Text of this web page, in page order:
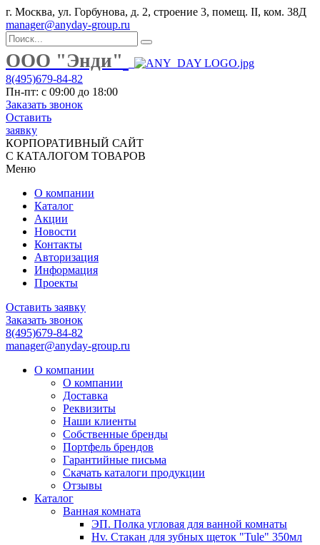
г. Москва, ул. Горбунова, д. 2, строение 3, помещ. II, ком. 38Д
manager@anyday-group.ru
ООО "Энди"
8(495)679-84-82
Пн-пт: с 09:00 до 18:00
Заказать звонок
Оставить
заявку
КОРПОРАТИВНЫЙ САЙТ
С КАТАЛОГОМ ТОВАРОВ
Меню
О компании
Каталог
Акции
Новости
Контакты
Авторизация
Информация
Проекты
Оставить заявку
Заказать звонок
8(495)679-84-82
manager@anyday-group.ru
О компании
О компании
Доставка
Реквизиты
Наши клиенты
Собственные бренды
Портфель брендов
Гарантийные письма
Скачать каталоги продукции
Отзывы
Каталог
Ванная комната
ЭП. Полка угловая для ванной комнаты
Hv. Стакан для зубных щеток "Tule" 350мл